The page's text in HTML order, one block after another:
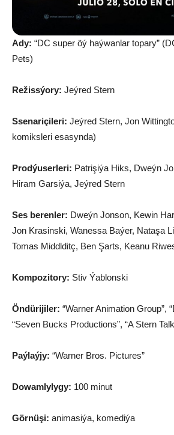
Ady: “DC super öý haýwanlar topary”
Pets)
Režissýory: Jeýred Stern
Ssenariçileri: Jeýred Stern, Jon
komiksleri esasynda)
Prodýuserleri: Patrişiýa Hiks, Dweýn
Hiram Garsiýa, Jeýred Stern
Ses berenler: Dweýn Jonson, Kewin
Jon Krasinski, Wanessa Baýer, Nataşa
Tomas Middlditç, Ben Şarts, Keanu
Kompozitory: Stiv Ýablonski
Öndürijiler: “Warner Animation Group”,
“Seven Bucks Productions”, “A Stern
Paýlaýjy: “Warner Bros. Pictures”
Dowamlylygy: 100 minut
Görnüşi: animasiýa, komediýa